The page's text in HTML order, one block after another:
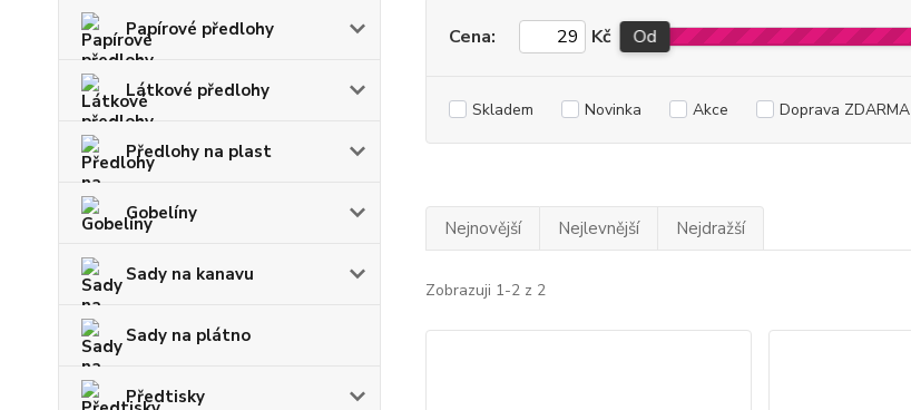
Papírové předlohy
Látkové předlohy
Předlohy na plast
Gobelíny
Sady na kanavu
Sady na plátno
Předtisky
Cena: Kč Od
Skladem Novinka Akce Doprava ZDARMA
Nejnovější Nejlevnější Nejdražší
Zobrazuji 1-2 z 2